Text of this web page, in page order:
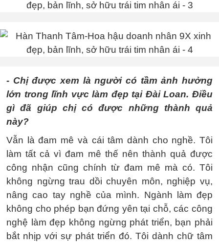
- Chị được xem là người có tầm ảnh hưởng
lớn trong lĩnh vực làm đẹp tại Đài Loan. Điều
gì đã giúp chị có được những thành quả
này?
Vẫn là đam mê và cái tâm dành cho nghề. Tôi
làm tất cả vì đam mê thế nên thành quả được
công nhận cũng chính từ đam mê mà có. Tôi
không ngừng trau dồi chuyên môn, nghiệp vụ,
nâng cao tay nghề của mình. Ngành làm đẹp
không cho phép bạn đứng yên tại chỗ, các công
nghệ làm đẹp không ngừng phát triển, bạn phải
bắt nhịp với sự phát triển đó. Tôi dành chữ tâm